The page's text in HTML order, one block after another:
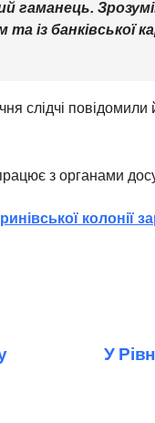
гаманець.
із банківської
слідчі
з органами
колонії
У